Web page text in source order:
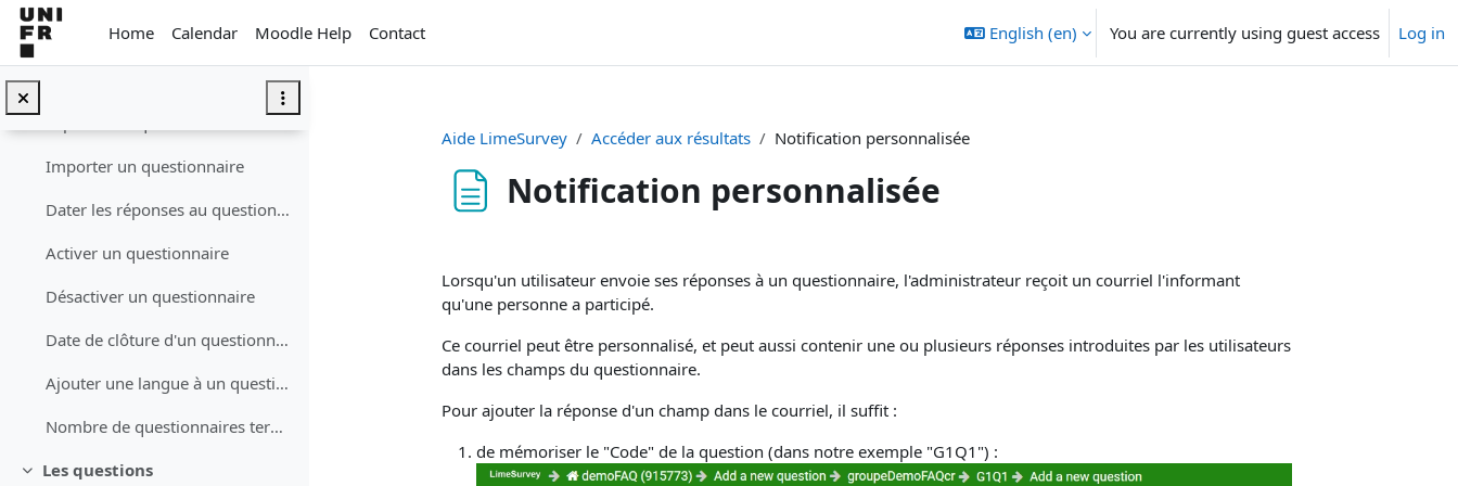
Skip to main content
Home
Calendar Moodle Help Contact English ‎(en)‎ You are currently using guest access Log in
Créer un questionnaire
Importer un questionnaire
Dater les réponses au questionnaire
Activer un questionnaire
Désactiver un questionnaire
Date de clôture d'un questionnaire
Ajouter une langue à un questionnaire
Nombre de questionnaires terminés et de réponses complètes
Collapse
Les questions
Aide LimeSurvey Accéder aux résultats Notification personnalisée
Notification personnalisée
Lorsqu'un utilisateur envoie ses réponses à un questionnaire, l'administrateur reçoit un courriel l'informant
qu'une personne a participé.
Ce courriel peut être personnalisé, et peut aussi contenir une ou plusieurs réponses introduites par les utilisateurs
dans les champs du questionnaire.
Pour ajouter la réponse d'un champ dans le courriel, il suffit :
de mémoriser le "Code" de la question (dans notre exemple "G1Q1") :